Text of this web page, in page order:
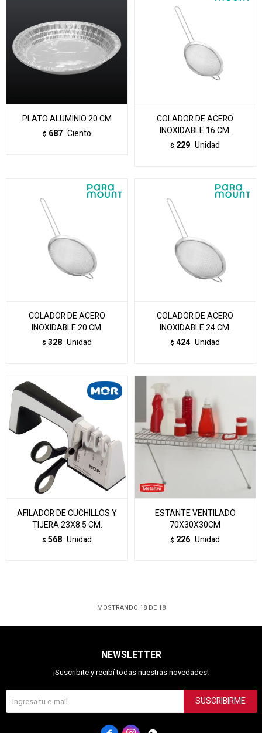
PLATO ALUMINIO 20 CM
$ 687 Ciento
COLADOR DE ACERO
INOXIDABLE 16 CM.
$ 229 Unidad
COLADOR DE ACERO
INOXIDABLE 20 CM.
$ 328 Unidad
COLADOR DE ACERO
INOXIDABLE 24 CM.
$ 424 Unidad
AFILADOR DE CUCHILLOS Y
TIJERA 23X8.5 CM.
$ 568 Unidad
ESTANTE VENTILADO
70X30X30CM
$ 226 Unidad
MOSTRANDO 18DE 18
NEWSLETTER
¡Suscribite y recibí todas nuestras novedades!
SUSCRIBIRME